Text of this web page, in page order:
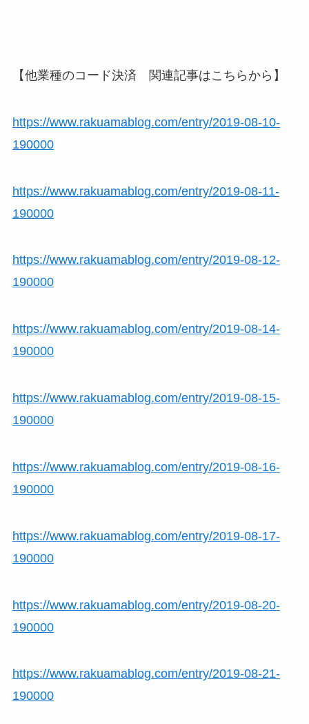
【他業種のコード決済 関連記事はこちらから】
https://www.rakuamablog.com/entry/2019-08-10-
190000
https://www.rakuamablog.com/entry/2019-08-11-
190000
https://www.rakuamablog.com/entry/2019-08-12-
190000
https://www.rakuamablog.com/entry/2019-08-14-
190000
https://www.rakuamablog.com/entry/2019-08-15-
190000
https://www.rakuamablog.com/entry/2019-08-16-
190000
https://www.rakuamablog.com/entry/2019-08-17-
190000
https://www.rakuamablog.com/entry/2019-08-20-
190000
https://www.rakuamablog.com/entry/2019-08-21-
190000